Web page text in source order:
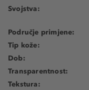
Svojstva:
Područje primjene:
Tip kože:
Dob:
Transparentnost:
Tekstura: